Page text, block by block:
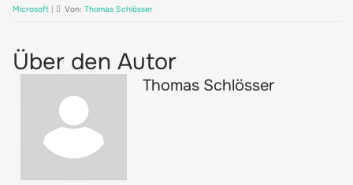
Microsoft | Von: Thomas Schlösser
Über den Autor
Thomas Schlösser